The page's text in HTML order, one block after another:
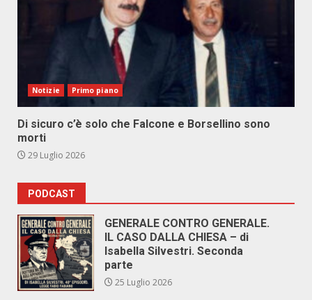
Notizie Primo piano
Di sicuro c’è solo che Falcone e Borsellino sono
morti
29 Luglio 2026
PODCAST
GENERALE CONTRO GENERALE.
IL CASO DALLA CHIESA – di
Isabella Silvestri. Seconda
parte
25 Luglio 2026